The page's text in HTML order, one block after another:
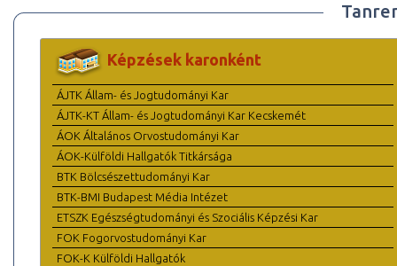
Képzések karonként
ÁJTK Állam- és Jogtudományi Kar
ÁJTK-KT Állam- és Jogtudományi Kar Kecskemét
ÁOK Általános Orvostudományi Kar
ÁOK-Külföldi Hallgatók Titkársága
BTK Bölcsészettudományi Kar
BTK-BMI Budapest Média Intézet
ETSZK Egészségtudományi és Szociális Képzési Kar
FOK Fogorvostudományi Kar
FOK-K Külföldi Hallgatók